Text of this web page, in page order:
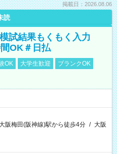
掲載日：2026.08.06
読
試結果もくもく入力
OK＃日払
OK 大学生歓迎
ブランクOK
大阪梅田(阪神線)駅から徒歩4分 / 大阪